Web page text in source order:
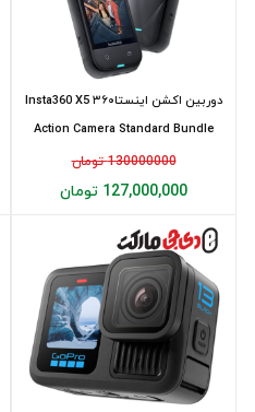
دوربین اکشن اینستا۳۶۰ Insta360 X5
Action Camera Standard Bundle
130000000 تومان
127,000,000 تومان